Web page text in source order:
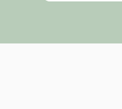
juliol la